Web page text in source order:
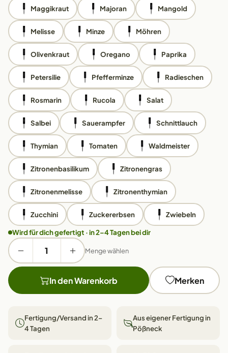
Maggikraut Majoran Mangold
Melisse Minze Möhren
Olivenkraut Oregano Paprika
Petersilie Pfefferminze Radieschen
Rosmarin Rucola Salat
Salbei Sauerampfer Schnittlauch
Thymian Tomaten Waldmeister
Zitronenbasilikum Zitronengras
Zitronenmelisse Zitronenthymian
Zucchini Zuckererbsen Zwiebeln
Wird für dich gefertigt · in 2–4 Tagen bei dir
Menge wählen
In den Warenkorb Merken
Fertigung/Versand in 2–
4 Tagen
Aus eigener Fertigung in
Pößneck